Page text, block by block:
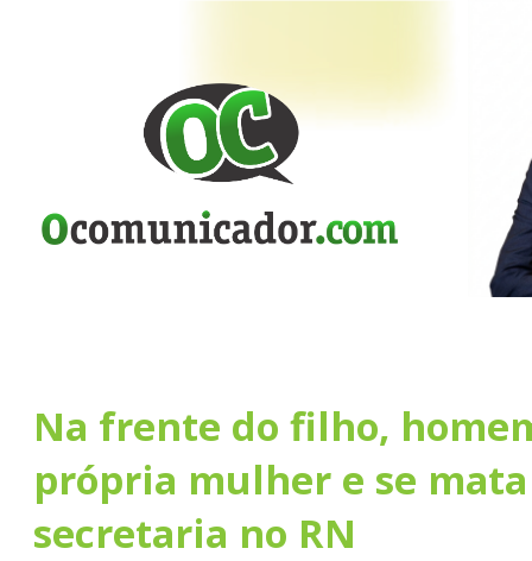
Na frente do filho,
própria mulher e se
secretaria no RN